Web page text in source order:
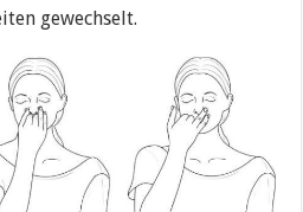
gewechselt.